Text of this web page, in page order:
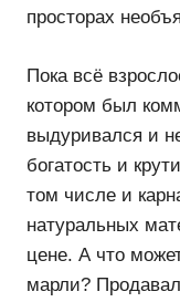
просторах
Пока всё
котором был
выдуривался и
богатость и
том числе и
натуральных
цене. А что
марли?